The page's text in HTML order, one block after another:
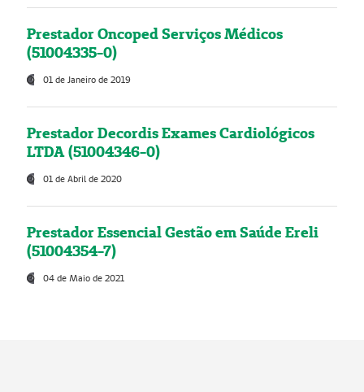
Prestador Oncoped Serviços Médicos
(51004335-0)
01 de Janeiro de 2019
Prestador Decordis Exames Cardiológicos
LTDA (51004346-0)
01 de Abril de 2020
Prestador Essencial Gestão em Saúde Ereli
(51004354-7)
04 de Maio de 2021